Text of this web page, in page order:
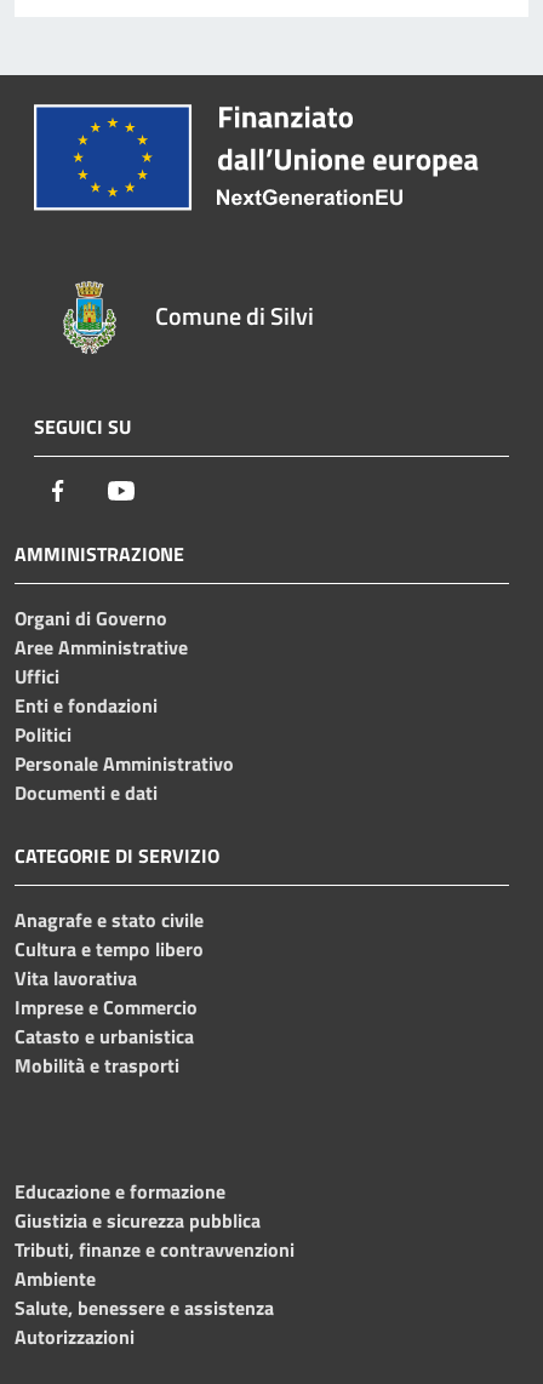
Comune di Silvi
SEGUICI SU
Facebook
AMMINISTRAZIONE
Organi di Governo
Aree Amministrative
Uffici
Enti e fondazioni
Politici
Personale Amministrativo
Documenti e dati
CATEGORIE DI SERVIZIO
Anagrafe e stato civile
Cultura e tempo libero
Vita lavorativa
Imprese e Commercio
Catasto e urbanistica
Mobilità e trasporti
Educazione e formazione
Giustizia e sicurezza pubblica
Tributi, finanze e contravvenzioni
Ambiente
Salute, benessere e assistenza
Autorizzazioni